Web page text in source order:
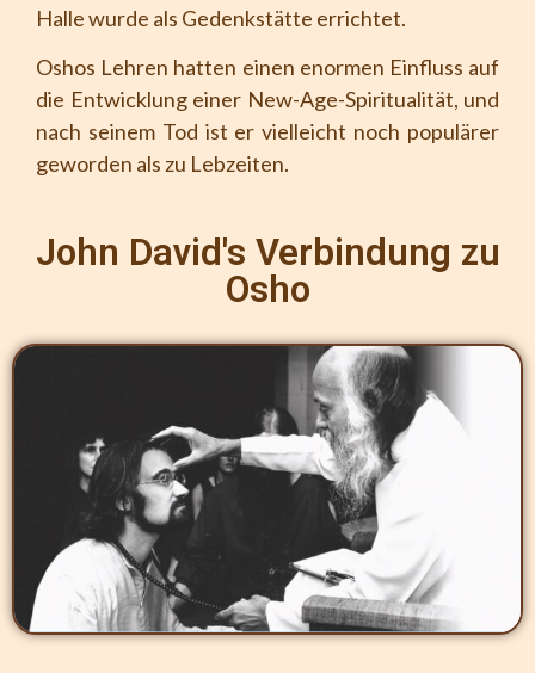
Halle wurde als Gedenkstätte errichtet.
Oshos Lehren hatten einen enormen Einfluss auf
die Entwicklung einer New-Age-Spiritualität, und
nach seinem Tod ist er vielleicht noch populärer
geworden als zu Lebzeiten.
John David's Verbindung zu
Osho